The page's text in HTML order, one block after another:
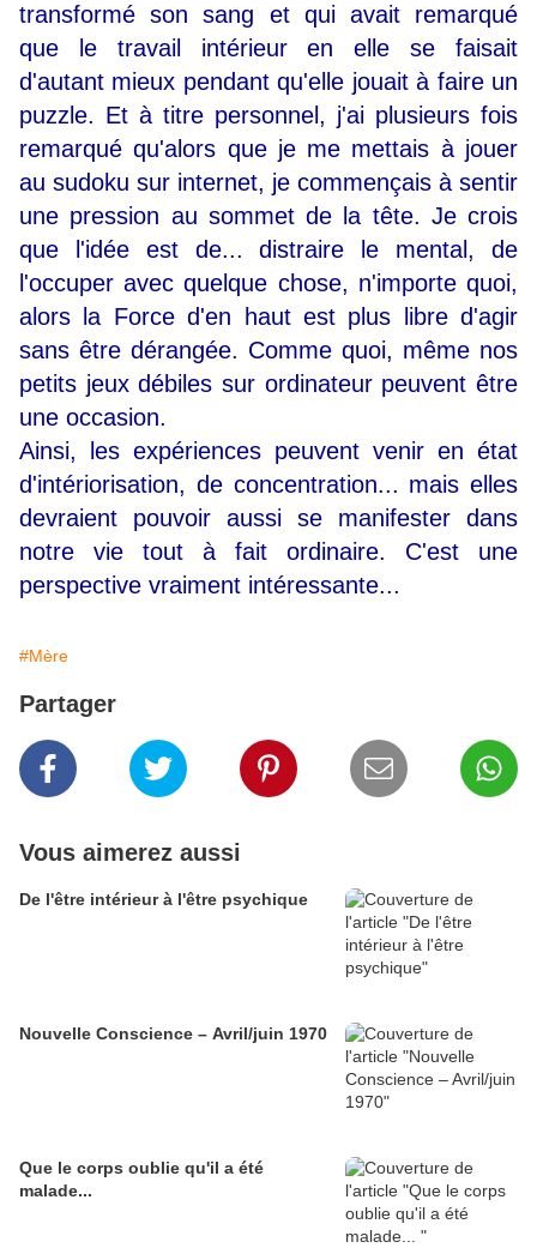
transformé son sang et qui avait remarqué
que le travail intérieur en elle se faisait
d'autant mieux pendant qu'elle jouait à faire un
puzzle. Et à titre personnel, j'ai plusieurs fois
remarqué qu'alors que je me mettais à jouer
au sudoku sur internet, je commençais à sentir
une pression au sommet de la tête. Je crois
que l'idée est de... distraire le mental, de
l'occuper avec quelque chose, n'importe quoi,
alors la Force d'en haut est plus libre d'agir
sans être dérangée. Comme quoi, même nos
petits jeux débiles sur ordinateur peuvent être
une occasion.
Ainsi, les expériences peuvent venir en état
d'intériorisation, de concentration... mais elles
devraient pouvoir aussi se manifester dans
notre vie tout à fait ordinaire. C'est une
perspective vraiment intéressante...
#Mère
Partager
Vous aimerez aussi
De l'être intérieur à l'être psychique
Nouvelle Conscience – Avril/juin 1970
Que le corps oublie qu'il a été
malade...